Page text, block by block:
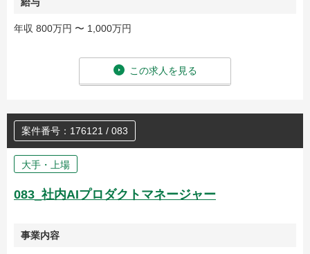
年収 800万円 〜 1,000万円
この求人を見る
案件番号：176121 / 083
大手・上場
083_社内AIプロダクトマネージャー
事業内容